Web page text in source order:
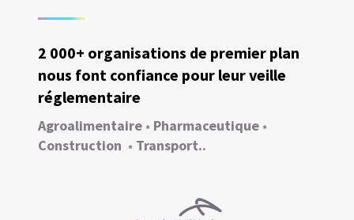
2 000+ organisations de premier plan
nous font confiance pour leur veille
réglementaire
Agroalimentaire * Pharmaceutique *
Construction * Transport..